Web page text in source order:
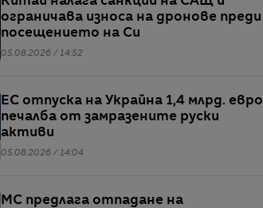
ограничава износа на дронове преди
посещението на Си
05.08.2026 / 14:52
ЕС отпуска на Украйна 1,4 млрд. евро
печалба от замразените руски
активи
05.08.2026 / 14:04
МС предлага отпадане на